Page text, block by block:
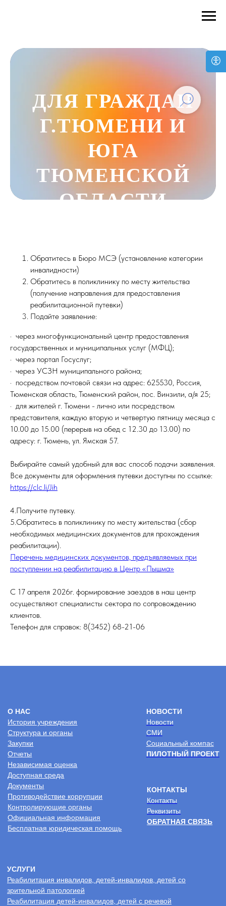
ДЛЯ ГРАЖДАН
Г.ТЮМЕНИ И
ЮГА
ТЮМЕНСКОЙ
ОБЛАСТИ
Обратитесь в Бюро МСЭ (установление категории
инвалидности)
Обратитесь в поликлинику по месту жительства
(получение направления для предоставления
реабилитационной путевки)
Подайте заявление:
· через многофункциональный центр предоставления
государственных и муниципальных услуг (МФЦ);
· через портал Госуслуг;
· через УСЗН муниципального района;
· посредством почтовой связи на адрес: 625530, Россия,
Тюменская область, Тюменский район, пос. Винзили, а/я 25;
· для жителей г. Тюмени - лично или посредством
представителя, каждую вторую и четвертую пятницу месяца с
10.00 до 15.00 (перерыв на обед с 12.30 до 13.00) по
адресу: г. Тюмень, ул. Ямская 57.
Выбирайте самый удобный для вас способ подачи заявления.
Все документы для оформления путевки доступны по ссылке:
https://clc.li/Jih
4.Получите путевку.
5.Обратитесь в поликлинику по месту жительства (сбор
необходимых медицинских документов для прохождения
реабилитации).
Перечень медицинских документов, предъявляемых при
поступлении на реабилитацию в Центр «Пышма»
С 17 апреля 2026г. формирование заездов в наш центр
осуществляют специалисты сектора по сопровождению
клиентов.
Телефон для справок: 8(3452) 68-21-06
О НАС
История учреждения
Структура и органы
Закупки
Отчеты
Независимая оценка
Доступная среда
Документы
Противодействие коррупции
Бесплатная юридическая помощь
Контакты
СМИ
ПИЛОТНЫЙ ПРОЕКТ
Реабилитация инвалидов, детей-инвалидов, детей со
имплантации и детей-инвалидов после
Политика
конфиденциальности
2026 © Центр комплексной реабилитации